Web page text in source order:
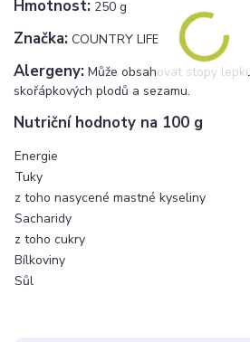
Hmotnost: 250 g
Značka: COUNTRY LIFE
Alergeny: Může obsahovat stopy
skořápkových plodů a sezamu.
Nutriční hodnoty na 100 g
Energie
Tuky
z toho nasycené mastné kyseliny
Sacharidy
z toho cukry
Bílkoviny
Sůl